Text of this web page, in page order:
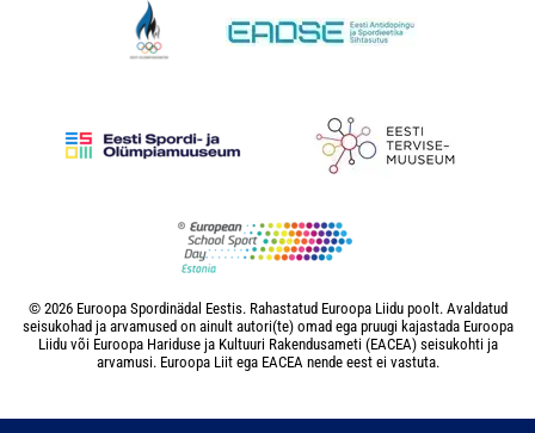
© 2026 Euroopa Spordinädal Eestis. Rahastatud Euroopa Liidu poolt. Avaldatud
seisukohad ja arvamused on ainult autori(te) omad ega pruugi kajastada Euroopa
Liidu või Euroopa Hariduse ja Kultuuri Rakendusameti (EACEA) seisukohti ja
arvamusi. Euroopa Liit ega EACEA nende eest ei vastuta.